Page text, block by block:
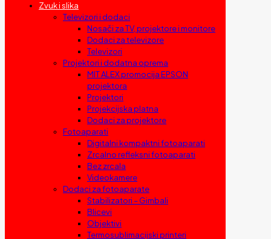
Zvuk i slika
Televizori i dodaci
Nosači za TV, projektore i monitore
Dodaci za televizore
Televizori
Projektori i dodatna oprema
MIT ALEX promocija EPSON
projektora
Projektori
Projekcijska platna
Dodaci za projektore
Fotoaparati
Digitalni kompaktni fotoaparati
Zrcalno refleksni fotoaparati
Bez zrcala
Videokamere
Dodaci za fotoaparate
Stabilizatori – Gimbali
Blicevi
Objektivi
Termosublimacijski printeri